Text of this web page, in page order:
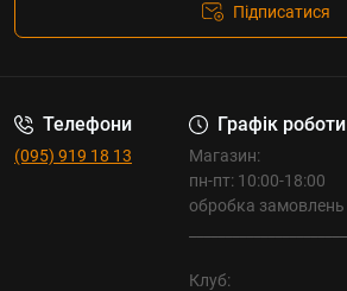
Підписатися
Телефони
(095) 919 18 13
Графік роботи
Магазин:
пн-пт: 10:00-18:00
обробка замовлень
Клуб: